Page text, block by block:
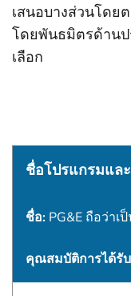
เสนอบางส่วนโดย
โดยพันธมิตรด้านป
เลือก
ชื่อโปรแกรมแ
ชื่อ: PG&E ถือว่าเ
คุณสมบัติการได้รั